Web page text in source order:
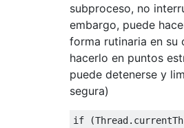
subproceso, no
embargo, puede
forma rutinaria en su
hacerlo en puntos
puede detenerse y
segura)
if (Thread.